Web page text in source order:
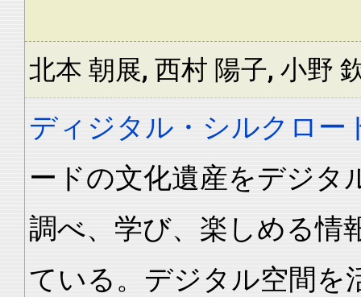
北本 朝展, 西村 陽子, 小野
ディジタル・シルクロー
ードの文化遺産をデジタ
調べ、学び、楽しめる情
ている。デジタル空間を